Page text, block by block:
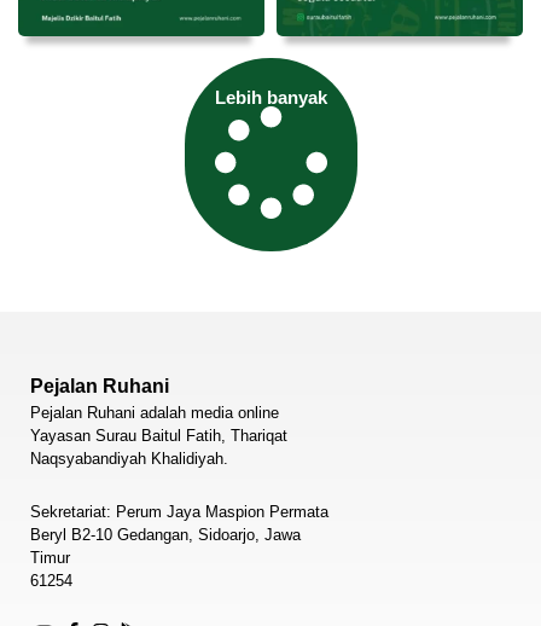
Lebih banyak
Pejalan Ruhani
Pejalan Ruhani adalah media online
Yayasan Surau Baitul Fatih, Thariqat
Naqsyabandiyah Khalidiyah.
Sekretariat: Perum Jaya Maspion Permata
Beryl B2-10 Gedangan, Sidoarjo, Jawa
Timur
61254